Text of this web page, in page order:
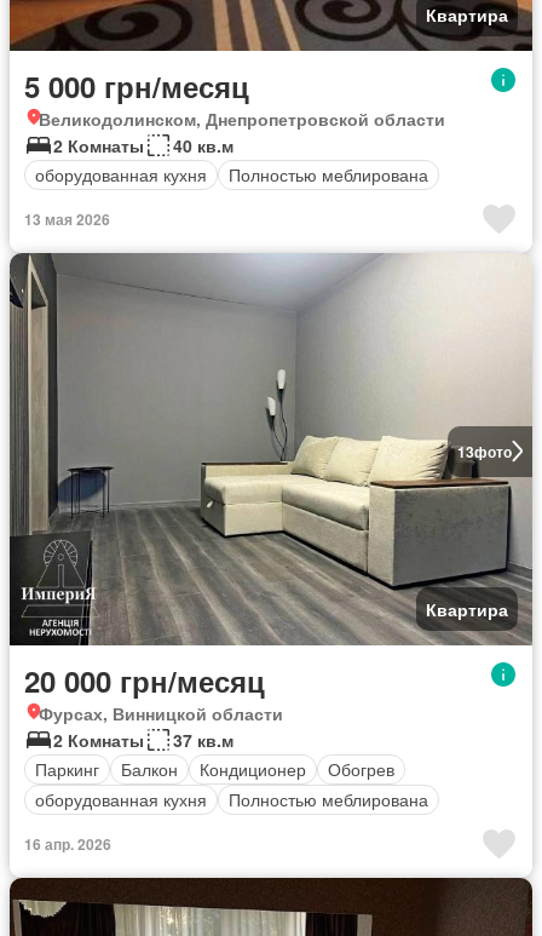
Квартира
5 000 грн/месяц
Великодолинском, Днепропетровской области
2 Комнаты
40 кв.м
оборудованная кухня
Полностью меблирована
13 мая 2026
13фото
Квартира
20 000 грн/месяц
Фурсах, Винницкой области
2 Комнаты
37 кв.м
Паркинг
Балкон Кондиционер
Обогрев
оборудованная кухня
Полностью меблирована
16 апр. 2026